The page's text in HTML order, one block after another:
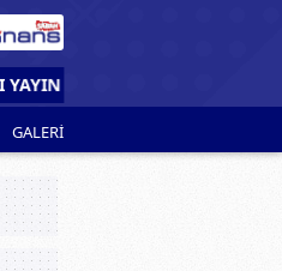
GALERİ